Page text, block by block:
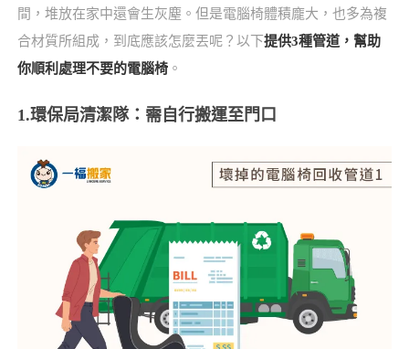
間，堆放在家中還會生灰塵。但是電腦椅體積龐大，也多為複
合材質所組成，到底應該怎麼丟呢？以下提供3種管道，幫助
你順利處理不要的電腦椅。
1.環保局清潔隊：需自行搬運至門口